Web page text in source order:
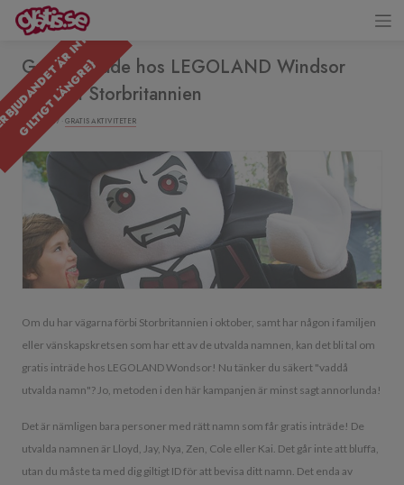
Ä
}
Gratis inträde hos LEGOLAND Windsor
Resort i Storbritannien
06/10/2017 · GRATIS AKTIVITETER
Om du har vägarna förbi Storbritannien i oktober, samt har någon i familjen
eller vänskapskretsen som har ett av de utvalda namnen, kan det bli tal om
gratis inträde hos LEGOLAND Wondsor! Nu tänker du säkert "vaddå
utvalda namn"? Jo, metoden i den här kampanjen är minst sagt annorlunda!
Det är nämligen bara personer med rätt namn som får gratis inträde! De
utvalda namnen är Lloyd, Jay, Nya, Zen, Cole eller Kai. Det går inte att bluffa,
utan du måste ta med dig giltigt ID för att bevisa ditt namn. Det enda av